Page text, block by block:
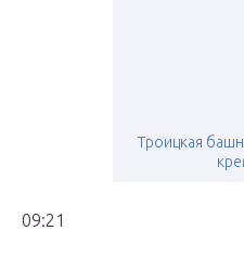
Троицкая
09:21